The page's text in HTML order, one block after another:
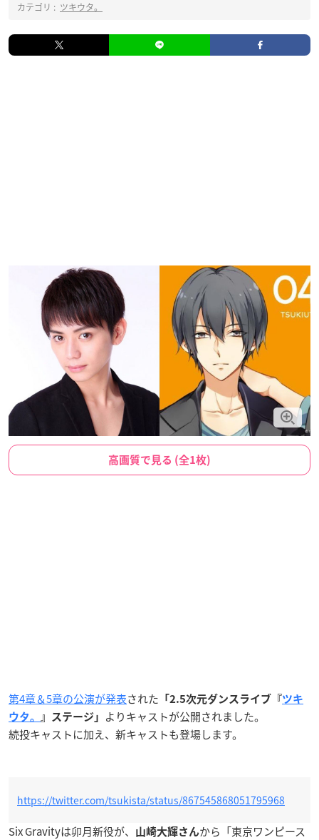
カテゴリ : ツキウタ。
高画質で見る (全1枚)
第4章＆5章の公演が発表された 「2.5次元ダンスライブ『ツキ
ウタ。
』ステージ」
よりキャストが公開されました。
続投キャストに加え、新キャストも登場します。
https://twitter.com/tsukista/status/867545868051795968
Six Gravityは卯月新役が、 山崎大輝さんから「東京ワンピース